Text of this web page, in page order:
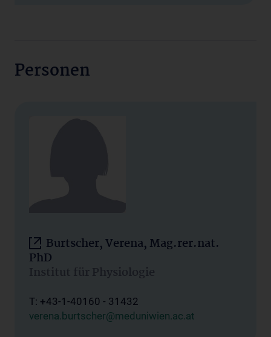
Personen
Burtscher, Verena, Mag.rer.nat.
PhD
Institut für Physiologie
T: +43-1-40160 - 31432
verena.burtscher@meduniwien.ac.at